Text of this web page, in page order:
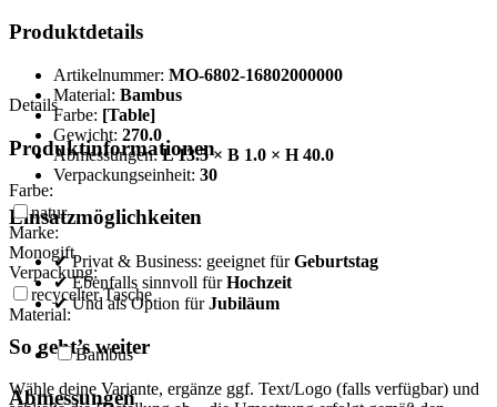
Produktdetails
Artikelnummer: MO-6802-16802000000
Material: Bambus
Farbe: [Table]
Gewicht: 270.0
Abmessungen:L 13.5 × B 1.0 × H 40.0
Verpackungseinheit: 30
Einsatzmöglichkeiten
✔ Privat & Business: geeignet fürGeburtstag
✔ Ebenfalls sinnvoll fürHochzeit
✔ Und als Option fürJubiläum
So geht’s weiter
Wähle deine Variante, ergänze ggf. Text/Logo (falls verfügbar) und
Details
Produktinformationen
Farbe:
natur
Marke:
Monogift
Verpackung:
recycelter Tasche
Material:
Bambus
Abmessungen